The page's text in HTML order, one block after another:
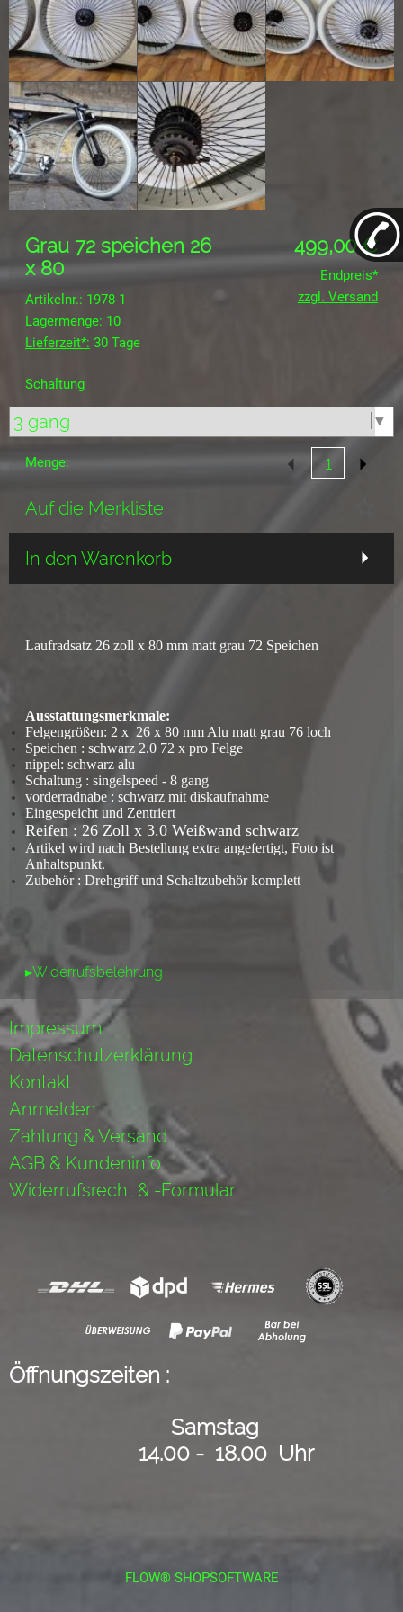
499,00€
Grau 72 speichen 26
x 80
Artikelnr.: 1978-1
Lagermenge: 10
Lieferzeit*: 30 Tage
Endpreis*
zzgl. Versand
Schaltung
Menge:
Auf die Merkliste
In den Warenkorb
Laufradsatz 26 zoll x 80 mm matt grau 72 Speichen
Ausstattungsmerkmale:
Felgengrößen: 2 x 26 x 80 mm Alu matt grau 76 loch
Speichen : schwarz 2.0 72 x pro Felge
nippel: schwarz alu
Schaltung : singelspeed - 8 gang
vorderradnabe : schwarz mit diskaufnahme
Eingespeicht und Zentriert
Reifen : 26 Zoll x 3.0 Weißwand schwarz
Artikel wird nach Bestellung extra angefertigt, Foto ist
Anhaltspunkt.
Zubehör : Drehgriff und Schaltzubehör komplett
▸Widerrufsbelehrung
Impressum
Datenschutzerklärung
Kontakt
Anmelden
Zahlung & Versand
AGB & Kundeninfo
Widerrufsrecht & -Formular
Öffnungszeiten :
Samstag
14.00 - 18.00 Uhr
FLOW® SHOPSOFTWARE